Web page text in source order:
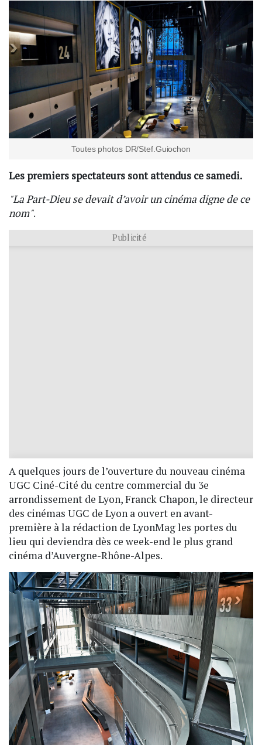
Toutes photos DR/Stef.Guiochon
Les premiers spectateurs sont attendus ce samedi.
"La Part-Dieu se devait d’avoir un cinéma digne de ce
nom".
Publicité
A quelques jours de l’ouverture du nouveau cinéma
UGC Ciné-Cité du centre commercial du 3e
arrondissement de Lyon, Franck Chapon, le directeur
des cinémas UGC de Lyon a ouvert en avant-
première à la rédaction de LyonMag les portes du
lieu qui deviendra dès ce week-end le plus grand
cinéma d’Auvergne-Rhône-Alpes.